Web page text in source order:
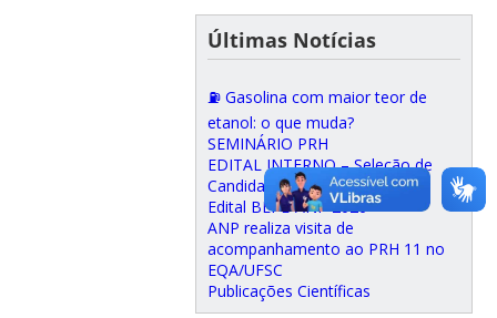
Últimas Notícias
⛽ Gasolina com maior teor de
etanol: o que muda?
SEMINÁRIO PRH
EDITAL INTERNO – Seleção de
Candidatos para Indicação ao
Edital BEPE-ANP 2026
ANP realiza visita de
acompanhamento ao PRH 11 no
EQA/UFSC
Publicações Científicas